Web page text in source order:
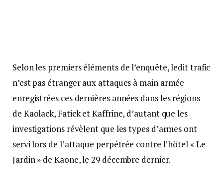
Selon les premiers éléments de l’enquête, ledit trafic
n’est pas étranger aux attaques à main armée
enregistrées ces dernières années dans les régions
de Kaolack, Fatick et Kaffrine, d’autant que les
investigations révèlent que les types d’armes ont
servi lors de l’attaque perpétrée contre l’hötel « Le
Jardin » de Kaone, le 29 décembre dernier.